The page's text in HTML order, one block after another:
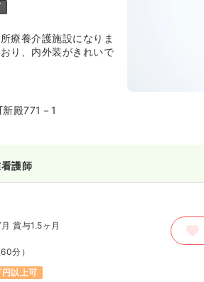
療養介護施設になりま
り、内外装がきれいで
殿771－1
護師
賞与1.5ヶ月
分）
以上可